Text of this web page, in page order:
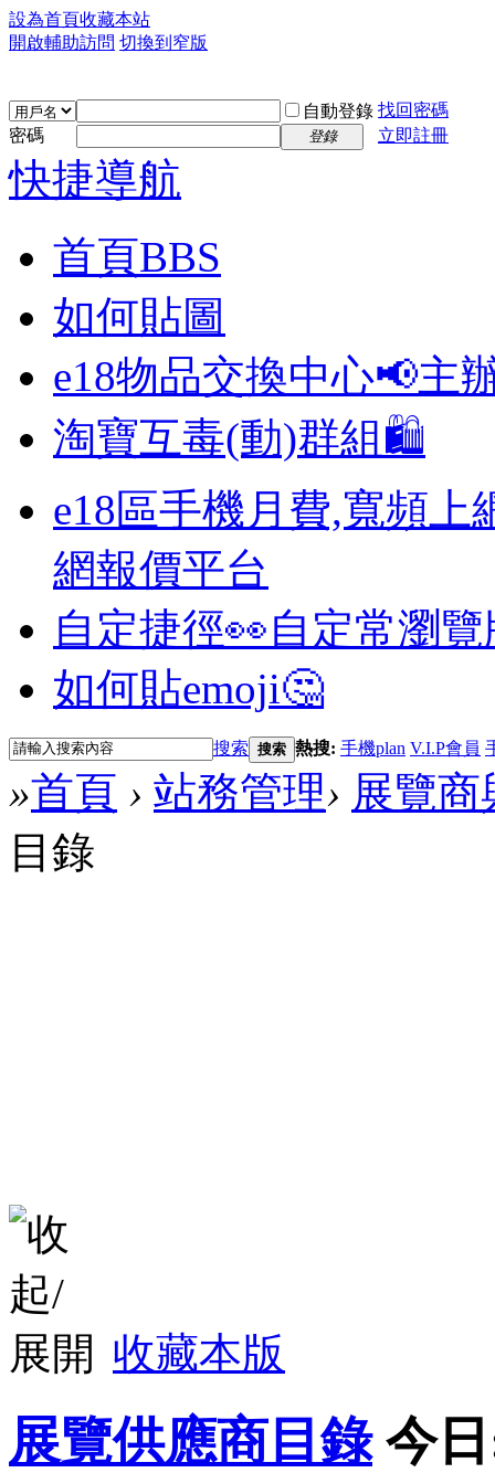
設為首頁收藏本站
開啟輔助訪問 切換到窄版
自動登錄 找回密碼
密碼
登錄 立即註冊
快捷導航
首頁BBS
如何貼圖
e18物品交換中心📢主
淘寶互毒(動)群組🛍️
e18區手機月費,寬頻上
網報價平台
自定捷徑👀自定常瀏
如何貼emoji🤔
搜索 搜索 熱搜: 手機plan V.I.P會員
»首頁 › 站務管理› 展覽
目錄
收藏本版
展覽供應商目錄 今